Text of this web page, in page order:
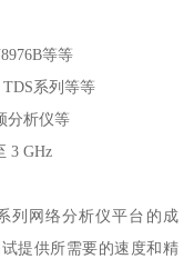
等等
系列等等
分析仪等
3 GHz
列网络分析仪平台的成
提供所需要的速度和精